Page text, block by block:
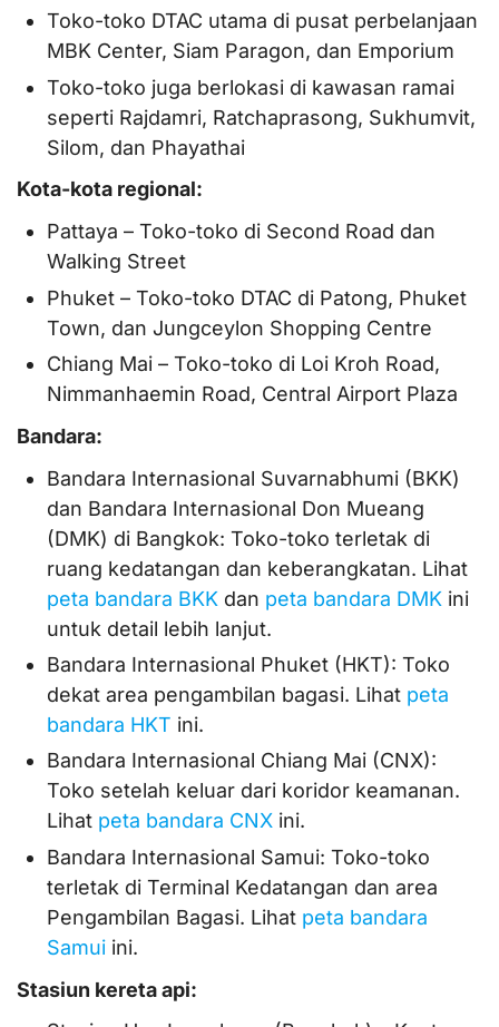
Toko-toko DTAC utama di pusat perbelanjaan
MBK Center, Siam Paragon, dan Emporium
Toko-toko juga berlokasi di kawasan ramai
seperti Rajdamri, Ratchaprasong, Sukhumvit,
Silom, dan Phayathai
Kota-kota regional:
Pattaya – Toko-toko di Second Road dan
Walking Street
Phuket – Toko-toko DTAC di Patong, Phuket
Town, dan Jungceylon Shopping Centre
Chiang Mai – Toko-toko di Loi Kroh Road,
Nimmanhaemin Road, Central Airport Plaza
Bandara:
Bandara Internasional Suvarnabhumi (BKK)
dan Bandara Internasional Don Mueang
(DMK) di Bangkok: Toko-toko terletak di
ruang kedatangan dan keberangkatan. Lihat
peta bandara BKK dan peta bandara DMK ini
untuk detail lebih lanjut.
Bandara Internasional Phuket (HKT): Toko
dekat area pengambilan bagasi. Lihat peta
bandara HKT ini.
Bandara Internasional Chiang Mai (CNX):
Toko setelah keluar dari koridor keamanan.
Lihat peta bandara CNX ini.
Bandara Internasional Samui: Toko-toko
terletak di Terminal Kedatangan dan area
Pengambilan Bagasi. Lihat peta bandara
Samui ini.
Stasiun kereta api: